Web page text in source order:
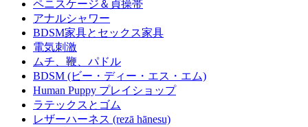
ペニスケージ＆貞操帯
アナルシャワー
BDSM家具とセックス家具
電気刺激
ムチ、鞭、パドル
BDSM (ビー・ディー・エス・エム)
Human Puppy プレイショップ
ラテックスとゴム
レザーハーネス (rezā hānesu)